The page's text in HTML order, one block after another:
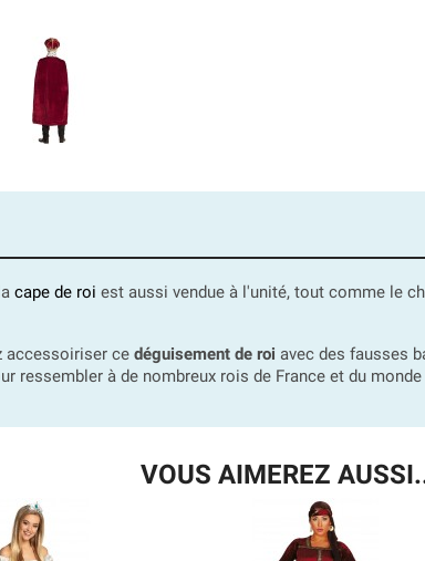
cape de roi est aussi vendue à l'unité, tout comme le
accessoiriser ce déguisement de roi avec des fausses
ressembler à de nombreux rois de France et du
VOUS AIMEREZ